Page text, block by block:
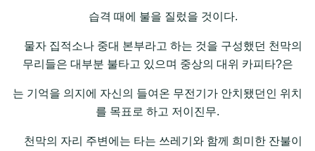
습격 때에 불을 질렀을 것이다.
물자 집적소나 중대 본부라고 하는 것을 구성했던 천막의
무리들은 대부분 불타고 있으며 중상의 대위 카피타?은
는 기억을 의지에 자신의 들여온 무전기가 안치됐던인 위치
를 목표로 하고 저이진무.
천막의 자리 주변에는 타는 쓰레기와 함께 희미한 잔불이